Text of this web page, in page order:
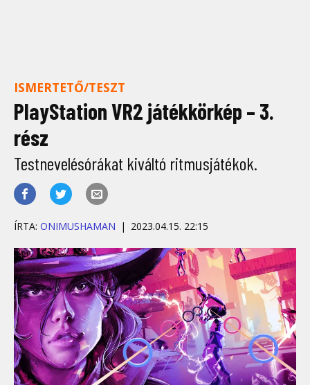
ISMERTETŐ/TESZT
PlayStation VR2 játékkörkép – 3.
rész
Testnevelésórákat kiváltó ritmusjátékok.
ÍRTA: ONIMUSHAMAN 2023.04.15. 22:15